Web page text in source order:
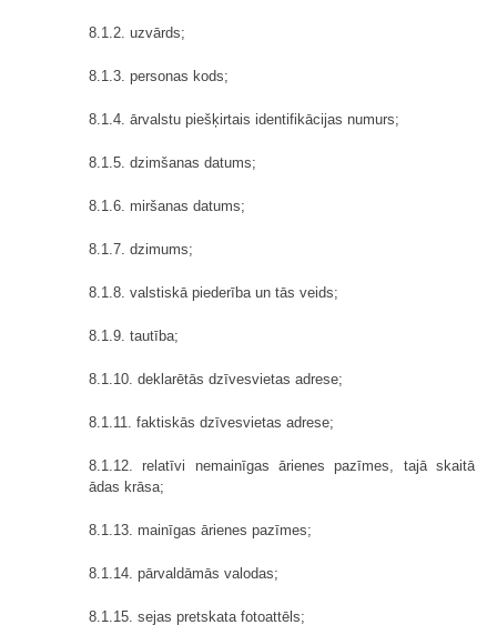
8.1.2. uzvārds;
8.1.3. personas kods;
8.1.4. ārvalstu piešķirtais identifikācijas numurs;
8.1.5. dzimšanas datums;
8.1.6. miršanas datums;
8.1.7. dzimums;
8.1.8. valstiskā piederība un tās veids;
8.1.9. tautība;
8.1.10. deklarētās dzīvesvietas adrese;
8.1.11. faktiskās dzīvesvietas adrese;
8.1.12. relatīvi nemainīgas ārienes pazīmes, tajā skaitā
ādas krāsa;
8.1.13. mainīgas ārienes pazīmes;
8.1.14. pārvaldāmās valodas;
8.1.15. sejas pretskata fotoattēls;